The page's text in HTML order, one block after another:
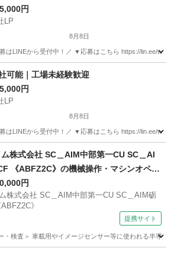
円
LP
8月8日
はLINEから受付中！／ ▼応募はこちら https://lin.ee/
未経験
可能｜工場未経験歓迎
円
LP
8月8日
はLINEから受付中！／ ▼応募はこちら https://lin.ee/
未経験
株式会社 SC＿AIM中部第一CU SC＿AI
《ABFZ2C》の機械操作・マシンオペレ
検査 【職場見学OKまたは説明会あり】
円
株式会社 SC＿AIM中部第一CU SC＿AIM砺
》
提携サイト
・検査＞ 車載用やイメージセンサー等に使われる半導